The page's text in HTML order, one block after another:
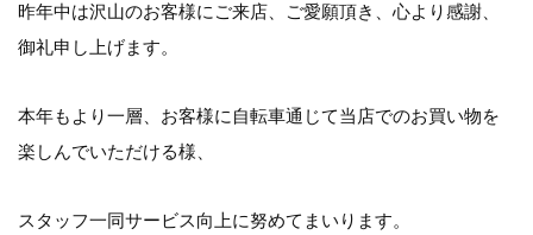
昨年中は沢山のお客様にご来店、ご愛願頂き、心より感謝、
御礼申し上げます。
本年もより一層、お客様に自転車通じて当店でのお買い物を
楽しんでいただける様、
スタッフ一同サービス向上に努めてまいります。